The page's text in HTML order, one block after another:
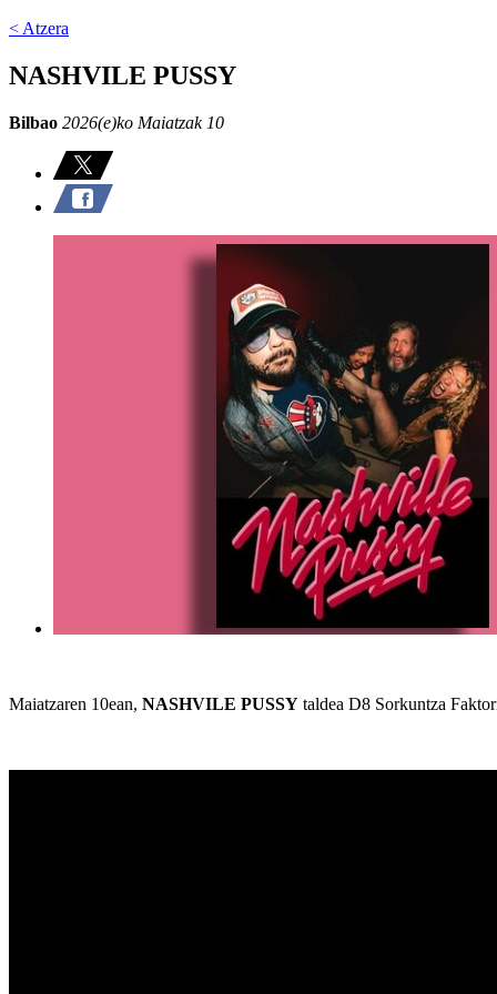
< Atzera
NASHVILE PUSSY
Bilbao 2026(e)ko Maiatzak 10
Maiatzaren 10ean, NASHVILE PUSSY taldea D8 Sorkuntza